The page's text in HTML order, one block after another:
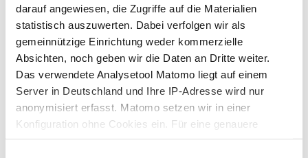
darauf angewiesen, die Zugriffe auf die Materialien
statistisch auszuwerten. Dabei verfolgen wir als
gemeinnützige Einrichtung weder kommerzielle
Absichten, noch geben wir die Daten an Dritte weiter.
Das verwendete Analysetool Matomo liegt auf einem
Server in Deutschland und Ihre IP-Adresse wird nur
anonymisiert erfasst. Matomo setzen wir in einer
Konfiguration ohne Cookies ein. Für eine genauere
Analyse bitte wir Sie, auch den optional wählbaren
Sekundarstufe I
Gesamtschule 7/8
Kompetenzen
Die Schülerinnen und Schüler ...
kennen Funktionen und Aufgaben des Geldes.
analysieren den Zusammenhang zwischen Kaufsituation und
Zahlungsform.